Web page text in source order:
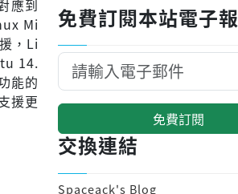
應到
Mi
，Li
14.
能的
援更
免費訂閱本站電子報
免費訂閱
交換連結
Spaceack's Blog